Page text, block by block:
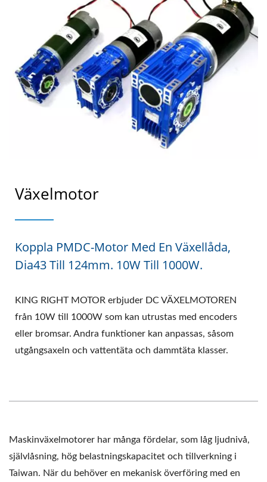
Växelmotor
Koppla PMDC-Motor Med En Växellåda,
Dia43 Till 124mm. 10W Till 1000W.
KING RIGHT MOTOR erbjuder DC VÄXELMOTOREN
från 10W till 1000W som kan utrustas med encoders
eller bromsar. Andra funktioner kan anpassas, såsom
utgångsaxeln och vattentäta och dammtäta klasser.
Maskinväxelmotorer har många fördelar, som låg ljudnivå,
självlåsning, hög belastningskapacitet och tillverkning i
Taiwan. När du behöver en mekanisk överföring med en